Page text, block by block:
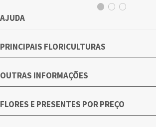
AJUDA
PRINCIPAIS FLORICULTURAS
OUTRAS INFORMAÇÕES
FLORES E PRESENTES POR PREÇO